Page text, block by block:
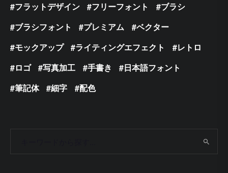
フラットデザイン
フリーフォント
ブラシ
ブラシフォント
プレミアム
ベクター
モックアップ
ライティングエフェクト
レトロ
ロゴ
写真加工 手書き
日本語フォント
筆記体
細字 配色